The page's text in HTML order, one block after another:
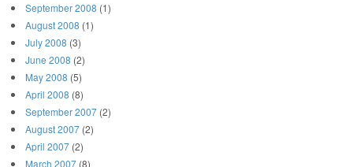
September 2008 (1)
August 2008 (1)
July 2008 (3)
June 2008 (2)
May 2008 (5)
April 2008 (8)
September 2007 (2)
August 2007 (2)
April 2007 (2)
March 2007 (8)